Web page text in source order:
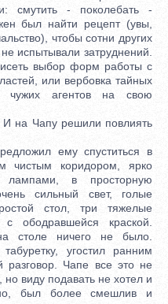
смутить - поколебать -
был найти рецепт (увы,
чтобы сотни других
испытывали затруднений.
выбор форм работы с
или вербовка тайных
чужих агентов на свою
на Чапу решили повлиять
ему спуститься в
чистым коридором, ярко
лампами, в просторную
сильный свет, голые
стол, три тяжелые
ободравшейся краской.
столе ничего не было.
угостил ранним
Чапе все это не
виду подавать не хотел и
был более смешлив и